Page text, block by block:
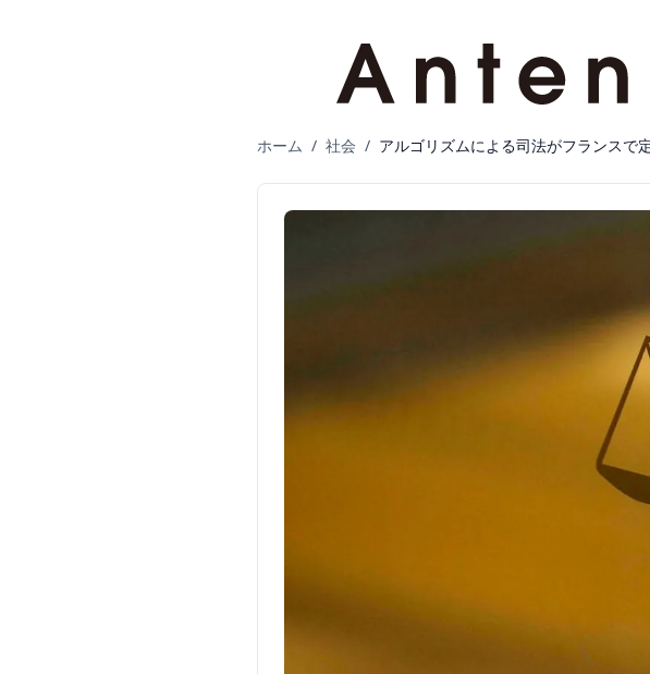
ホーム / 社会 / アルゴリズムによる司法がフランスで